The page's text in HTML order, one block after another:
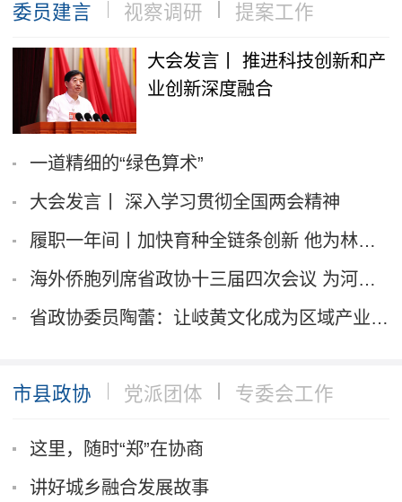
委员建言 视察调研 提案工作
大会发言丨 推进科技创新和产
业创新深度融合
一道精细的“绿色算术”
大会发言丨 深入学习贯彻全国两会精神
履职一年间丨加快育种全链条创新 他为林木育种...
海外侨胞列席省政协十三届四次会议 为河南高质...
省政协委员陶蕾：让岐黄文化成为区域产业升级“...
市县政协 党派团体 专委会工作
这里，随时“郑”在协商
讲好城乡融合发展故事